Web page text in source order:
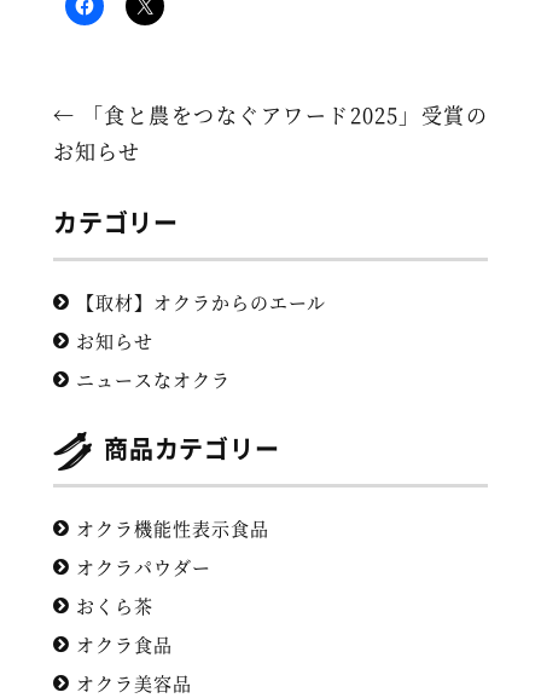
← 「食と農をつなぐアワード2025」受賞の
お知らせ
カテゴリー
【取材】オクラからのエール
お知らせ
ニュースなオクラ
商品カテゴリー
オクラ機能性表示食品
オクラパウダー
おくら茶
オクラ食品
オクラ美容品